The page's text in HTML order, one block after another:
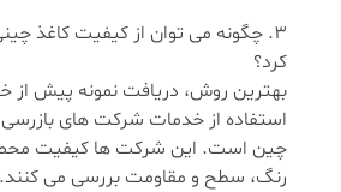
چگونه می توان از کیفیت کاغذ
کرد؟
بهترین روش، دریافت نمونه پیش از
استفاده از خدمات شرکت های
چین است. این شرکت ها کیفیت
رنگ، سطح و مقاومت بررسی می کنند.